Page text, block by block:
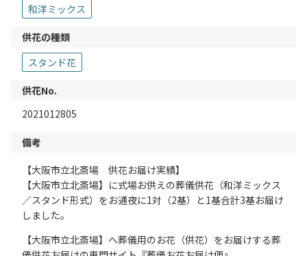
和洋ミックス
供花の種類
スタンド花
供花No.
2021012805
備考
【大阪市立北斎場 供花お届け実績】
【大阪市立北斎場】に式場お供えの葬儀供花（和洋ミックス
／スタンド形式）をお通夜に1対（2基）と1基合計3基お届け
しました。
【大阪市立北斎場】へ葬儀用のお花（供花）をお届けする葬